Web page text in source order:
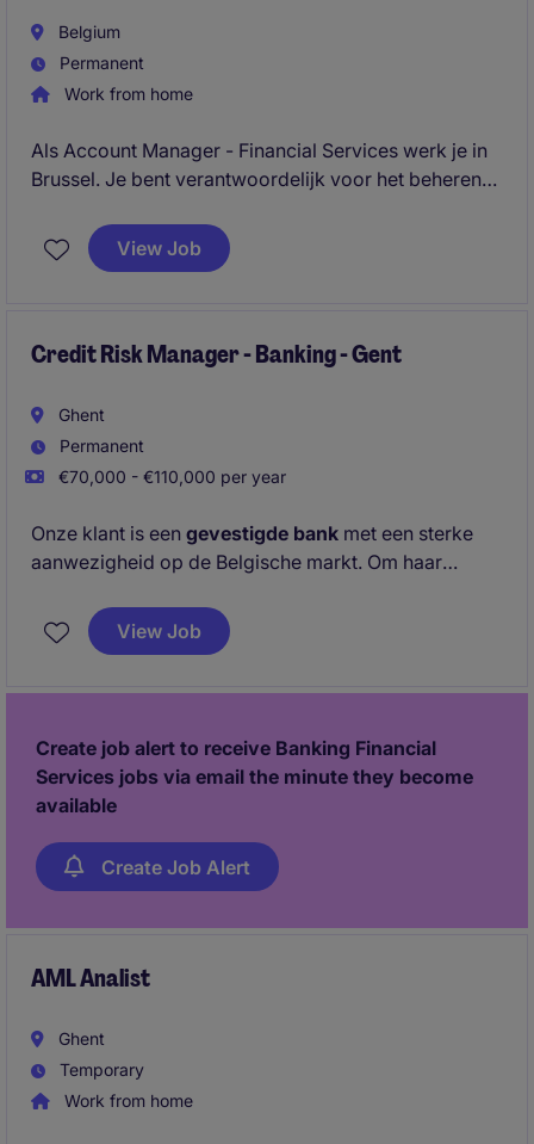
Belgium
Permanent
Work from home
Als Account Manager - Financial Services werk je in
Brussel. Je bent verantwoordelijk voor het beheren
financiële dienstverlenings
View Job
Credit Risk Manager - Banking - Gent
Ghent
Permanent
€70,000 - €110,000 per year
Onze klant is een gevestigde bank met een sterke
aanwezigheid op de Belgische markt. Om haar
momenteel op zoek naar een
voor het hoofdkantoor in Gent.
View Job
Create job alert to receive Banking Financial
Services jobs via email the minute they become
available
Create Job Alert
AML Analist
Ghent
Temporary
Work from home